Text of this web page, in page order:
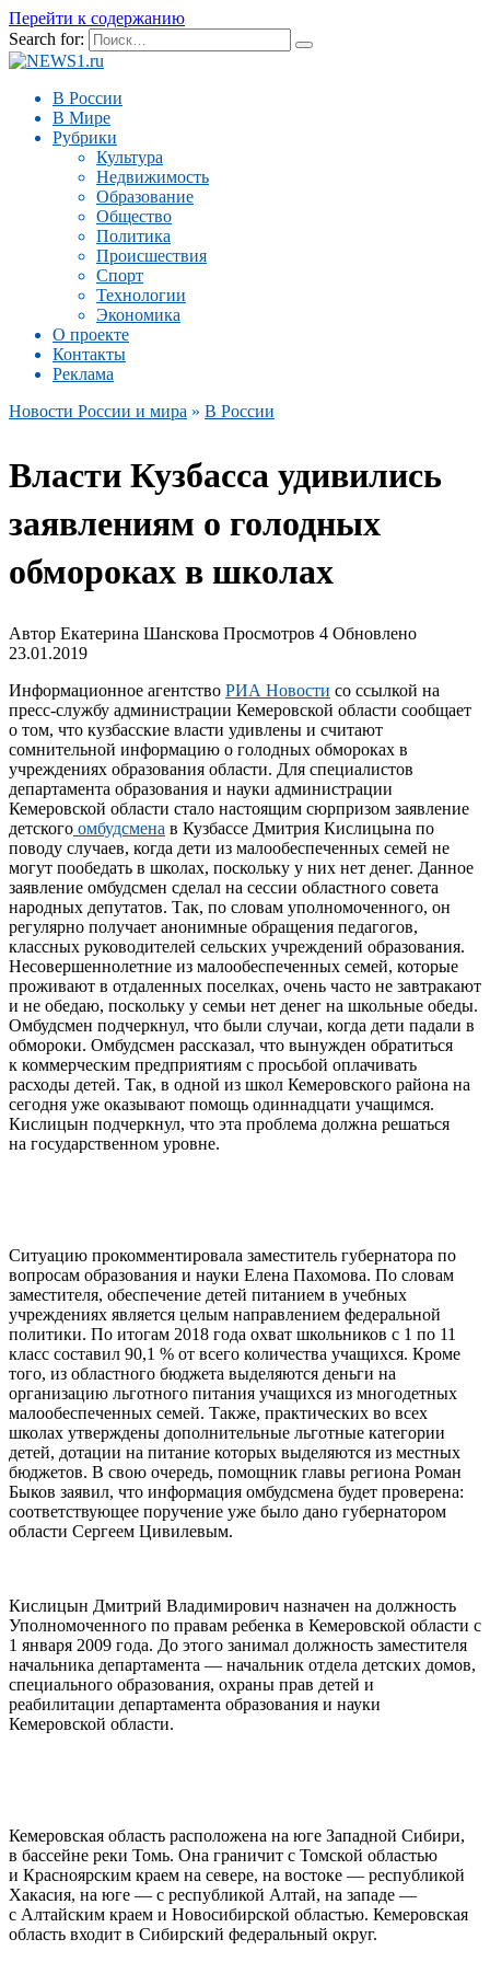
Перейти к содержанию
Search for:
В России
В Мире
Рубрики
Культура
Недвижимость
Образование
Общество
Политика
Происшествия
Спорт
Технологии
Экономика
О проекте
Контакты
Реклама
Новости России и мира » В России
Власти Кузбасса удивились
заявлениям о голодных
обмороках в школах
Автор Екатерина Шанскова Просмотров 4 Обновлено
23.01.2019
Информационное агентство РИА Новости со ссылкой на
пресс-службу администрации Кемеровской области сообщает
о том, что кузбасские власти удивлены и считают
сомнительной информацию о голодных обмороках в
учреждениях образования области. Для специалистов
департамента образования и науки администрации
Кемеровской области стало настоящим сюрпризом заявление
детского омбудсмена в Кузбассе Дмитрия Кислицына по
поводу случаев, когда дети из малообеспеченных семей не
могут пообедать в школах, поскольку у них нет денег. Данное
заявление омбудсмен сделал на сессии областного совета
народных депутатов. Так, по словам уполномоченного, он
регулярно получает анонимные обращения педагогов,
классных руководителей сельских учреждений образования.
Несовершеннолетние из малообеспеченных семей, которые
проживают в отдаленных поселках, очень часто не завтракают
и не обедаю, поскольку у семьи нет денег на школьные обеды.
Омбудсмен подчеркнул, что были случаи, когда дети падали в
обмороки. Омбудсмен рассказал, что вынужден обратиться
к коммерческим предприятиям с просьбой оплачивать
расходы детей. Так, в одной из школ Кемеровского района на
сегодня уже оказывают помощь одиннадцати учащимся.
Кислицын подчеркнул, что эта проблема должна решаться
на государственном уровне.
Ситуацию прокомментировала заместитель губернатора по
вопросам образования и науки Елена Пахомова. По словам
заместителя, обеспечение детей питанием в учебных
учреждениях является целым направлением федеральной
политики. По итогам 2018 года охват школьников с 1 по 11
класс составил 90,1 % от всего количества учащихся. Кроме
того, из областного бюджета выделяются деньги на
организацию льготного питания учащихся из многодетных
малообеспеченных семей. Также, практических во всех
школах утверждены дополнительные льготные категории
детей, дотации на питание которых выделяются из местных
бюджетов. В свою очередь, помощник главы региона Роман
Быков заявил, что информация омбудсмена будет проверена:
соответствующее поручение уже было дано губернатором
области Сергеем Цивилевым.
Кислицын Дмитрий Владимирович назначен на должность
Уполномоченного по правам ребенка в Кемеровской области с
1 января 2009 года. До этого занимал должность заместителя
начальника департамента — начальник отдела детских домов,
специального образования, охраны прав детей и
реабилитации департамента образования и науки
Кемеровской области.
Кемеровская область расположена на юге Западной Сибири,
в бассейне реки Томь. Она граничит с Томской областью
и Красноярским краем на севере, на востоке — республикой
Хакасия, на юге — с республикой Алтай, на западе —
с Алтайским краем и Новосибирской областью. Кемеровская
область входит в Сибирский федеральный округ.